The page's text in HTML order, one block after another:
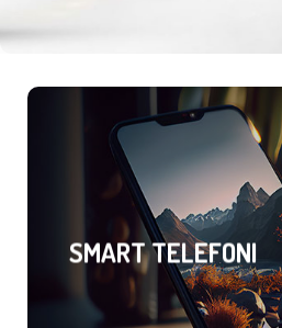
SMART TELEFONI